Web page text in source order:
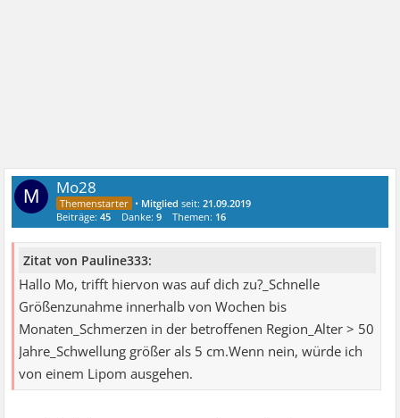
M Mo28
• Mitglied seit:21.09.2019
Beiträge:45 Danke:9 Themen: 16
Zitat von Pauline333:
Hallo Mo, trifft hiervon was auf dich zu?_Schnelle
Größenzunahme innerhalb von Wochen bis
Monaten_Schmerzen in der betroffenen Region_Alter > 50
Jahre_Schwellung größer als 5 cm.Wenn nein, würde ich
von einem Lipom ausgehen.